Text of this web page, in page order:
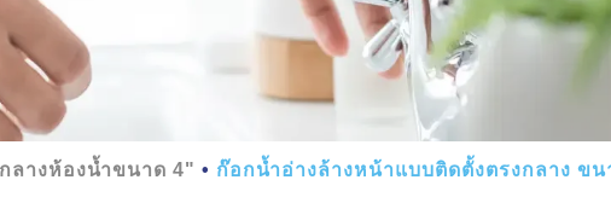
ลางห้องน้ำขนาด 4" ก๊อกน้ำอ่างล้างหน้าแบบติดตั้งตรงกลาง ข